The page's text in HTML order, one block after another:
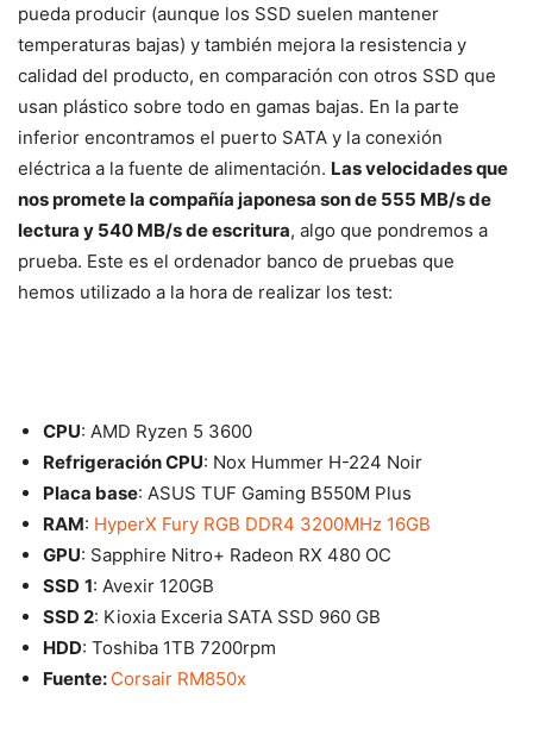
pueda producir (aunque los SSD suelen mantener
temperaturas bajas) y también mejora la resistencia y
calidad del producto, en comparación con otros SSD que
usan plástico sobre todo en gamas bajas. En la parte
inferior encontramos el puerto SATA y la conexión
eléctrica a la fuente de alimentación. Las velocidades que
nos promete la compañía japonesa son de 555 MB/s de
lectura y 540 MB/s de escritura, algo que pondremos a
prueba. Este es el ordenador banco de pruebas que
hemos utilizado a la hora de realizar los test:
CPU: AMD Ryzen 5 3600
Refrigeración CPU: Nox Hummer H-224 Noir
Placa base: ASUS TUF Gaming B550M Plus
RAM: HyperX Fury RGB DDR4 3200MHz 16GB
GPU: Sapphire Nitro+ Radeon RX 480 OC
SSD 1: Avexir 120GB
SSD 2: Kioxia Exceria SATA SSD 960 GB
HDD: Toshiba 1TB 7200rpm
Fuente: Corsair RM850x